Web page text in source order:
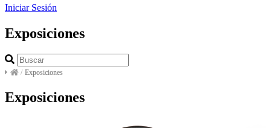
Iniciar Sesión
Exposiciones
/ Exposiciones
Exposiciones